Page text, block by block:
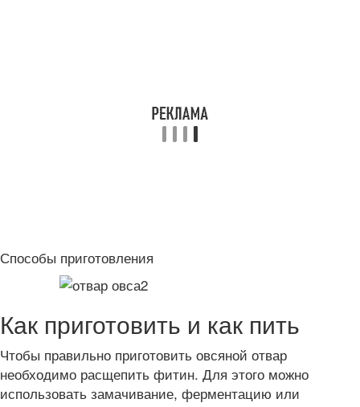
Способы приготовления
Как приготовить и как пить
Чтобы правильно приготовить овсяной отвар
необходимо расщепить фитин. Для этого можно
использовать замачивание, ферментацию или